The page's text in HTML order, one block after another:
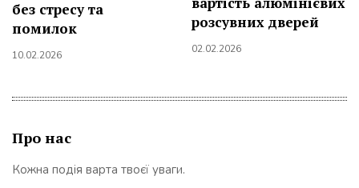
без стресу та
помилок
10.02.2026
розсувних дверей
02.02.2026
Про нас
Кожна подія варта твоєї уваги.